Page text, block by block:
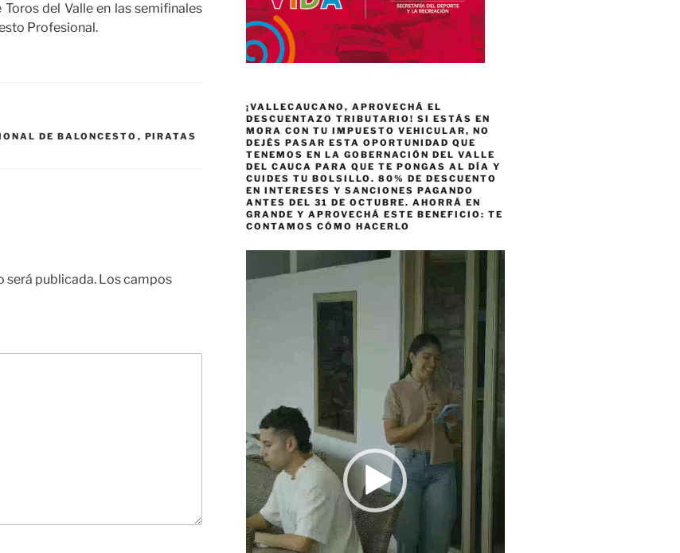
del Valle en las semifinales
Profesional.
DE BALONCESTO , PIRATAS
será publicada. Los campos
¡VALLECAUCANO, APROVECHÁ EL
DESCUENTAZO TRIBUTARIO! SI ESTÁS EN
MORA CON TU IMPUESTO VEHICULAR, NO
DEJÉS PASAR ESTA OPORTUNIDAD QUE
TENEMOS EN LA GOBERNACIÓN DEL VALLE
DEL CAUCA PARA QUE TE PONGAS AL DÍA Y
CUIDES TU BOLSILLO. 80% DE DESCUENTO
EN INTERESES Y SANCIONES PAGANDO
ANTES DEL 31 DE OCTUBRE. AHORRÁ EN
GRANDE Y APROVECHÁ ESTE BENEFICIO: TE
CONTAMOS CÓMO HACERLO
de